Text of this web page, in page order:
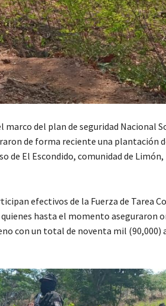
marco del plan de seguridad Nacional
de forma reciente una plantación
de El Escondido, comunidad de Limón,
efectivos de la Fuerza de Tarea
hasta el momento aseguraron
con un total de noventa mil (90,000)